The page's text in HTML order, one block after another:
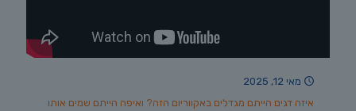
מאי 12, 2025
איזה דגים הייתם מגדלים באקווריום הזה? ואיפה הייתם שמים אותו